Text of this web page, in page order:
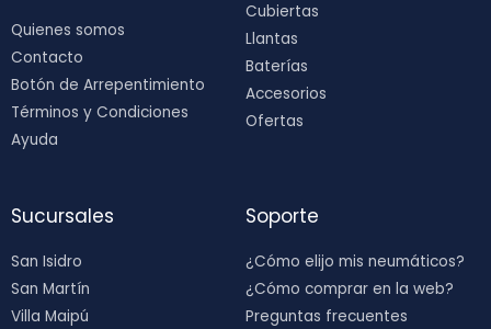
Quienes somos
Contacto
Botón de Arrepentimiento
Términos y Condiciones
Ayuda
Cubiertas
Llantas
Baterías
Accesorios
Ofertas
Sucursales
San Isidro
San Martín
Villa Maipú
Soporte
¿Cómo elijo mis neumáticos?
¿Cómo comprar en la web?
Preguntas frecuentes